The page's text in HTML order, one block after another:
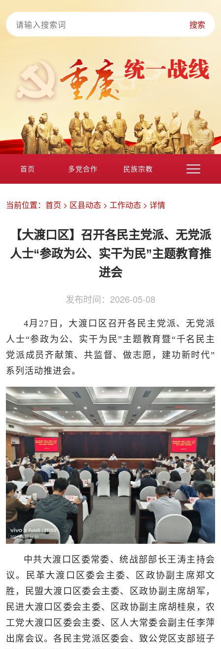
搜索
首页 多党合作 民族宗教
侨务工作 区县动态 统战历史文化
当前位置： 首页 > 区县动态 > 工作动态 > 详情
【大渡口区】召开各民主党派、无党派
人士“参政为公、实干为民”主题教育推
进会
发布时间： 2026-05-08
4月27日，大渡口区召开各民主党派、无党派
人士“参政为公、实干为民”主题教育暨“千名民主
党派成员齐献策、共监督、做志愿，建功新时代”
系列活动推进会。
中共大渡口区委常委、统战部部长王涛主持会
议。民革大渡口区委会主委、区政协副主席郑文
胜，民盟大渡口区委会主委、区政协副主席胡军，
民进大渡口区委会主委、区政协副主席胡桂泉，农
工党大渡口区委会主委、区人大常委会副主任李萍
出席会议。各民主党派区委会、致公党区支部班子